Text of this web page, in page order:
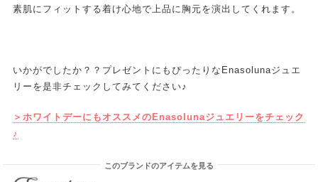
素肌にフィットする着け心地で上品に胸元を演出してくれます。
いかがでしたか？？プレゼントにもぴったりなEnasolunaジュエ
リーを是非チェックしてみてください♪
＞ホワイトデーにもオススメのEnasolunaジュエリーをチェック
♪
このブランドのアイテムを見る